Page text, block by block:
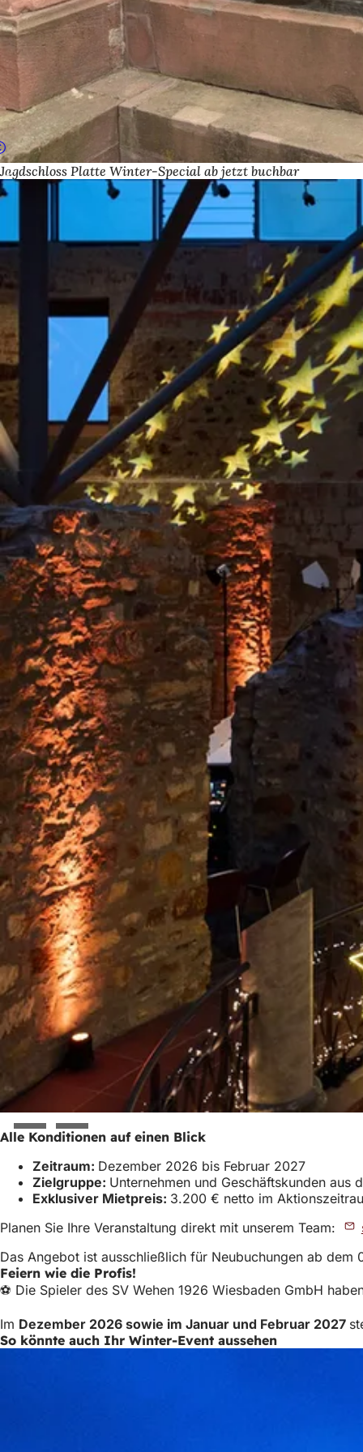
Jagdschloss Platte Winter-Special ab jetzt buchbar
Alle Konditionen auf einen Blick
Zeitraum: Dezember 2026 bis Februar 2027
Zielgruppe: Unternehmen und Geschäftskunden aus
Exklusiver Mietpreis: 3.200 € netto im
Planen Sie Ihre Veranstaltung direkt mit unserem Team:
Das Angebot ist ausschließlich für Neubuchungen ab
Feiern wie die Profis!
⚽ Die Spieler des SV Wehen 1926 Wiesbaden GmbH
Im Dezember 2026 sowie im Januar und Februar 2027
So könnte auch Ihr Winter-Event aussehen